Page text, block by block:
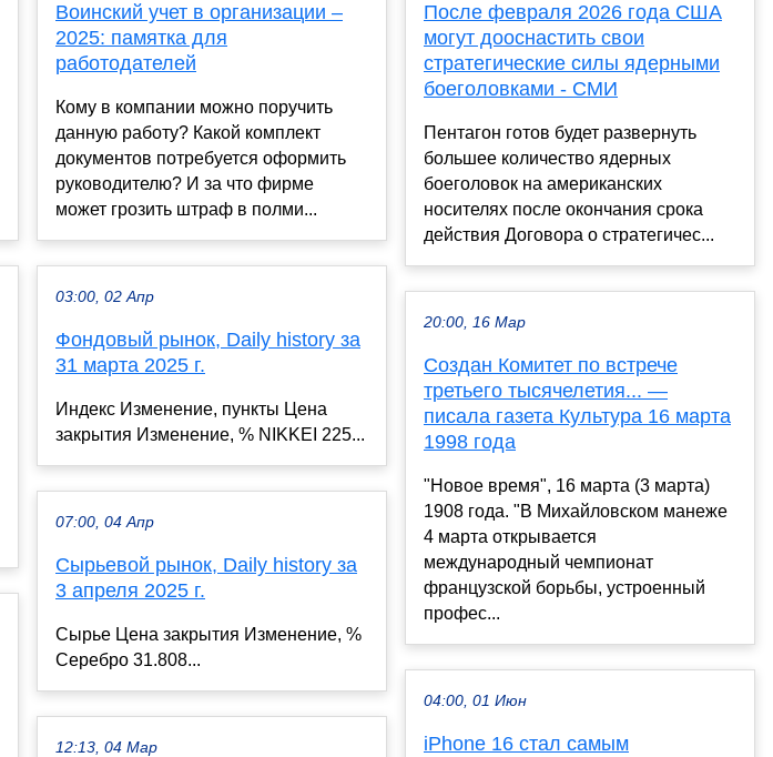
Воинский учет в организации –
2025: памятка для
работодателей
Кому в компании можно поручить
данную работу? Какой комплект
документов потребуется оформить
руководителю? И за что фирме
может грозить штраф в полми...
03:00, 02 Апр
Фондовый рынок, Daily history за
31 марта 2025 г.
Индекс Изменение, пункты Цена
закрытия Изменение, % NIKKEI 225...
07:00, 04 Апр
Сырьевой рынок, Daily history за
3 апреля 2025 г.
Сырье Цена закрытия Изменение, %
Серебро 31.808...
12:13, 04 Мар
После февраля 2026 года США
могут дооснастить свои
стратегические силы ядерными
боеголовками - СМИ
Пентагон готов будет развернуть
большее количество ядерных
боеголовок на американских
носителях после окончания срока
действия Договора о стратегичес...
20:00, 16 Мар
Создан Комитет по встрече
третьего тысячелетия... —
писала газета Культура 16 марта
1998 года
"Новое время", 16 марта (3 марта)
1908 года. "В Михайловском манеже
4 марта открывается
международный чемпионат
французской борьбы, устроенный
профес...
04:00, 01 Июн
iPhone 16 стал самым